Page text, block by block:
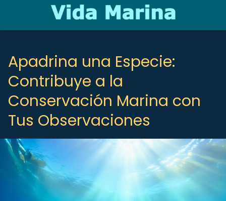
Apadrina una Especie:
Contribuye a la
Conservación Marina con
Tus Observaciones